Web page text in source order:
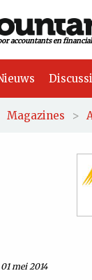
accountants en
Magazines >
01 mei 2014